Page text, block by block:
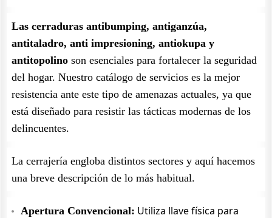
Las cerraduras antibumping, antiganzúa,
antitaladro, anti impresioning, antiokupa y
antitopolino son esenciales para fortalecer la seguridad
del hogar. Nuestro catálogo de servicios es la mejor
resistencia ante este tipo de amenazas actuales, ya que
está diseñado para resistir las tácticas modernas de los
delincuentes.
La cerrajería engloba distintos sectores y aquí hacemos
una breve descripción de lo más habitual.
Apertura Convencional: Utiliza llave física para